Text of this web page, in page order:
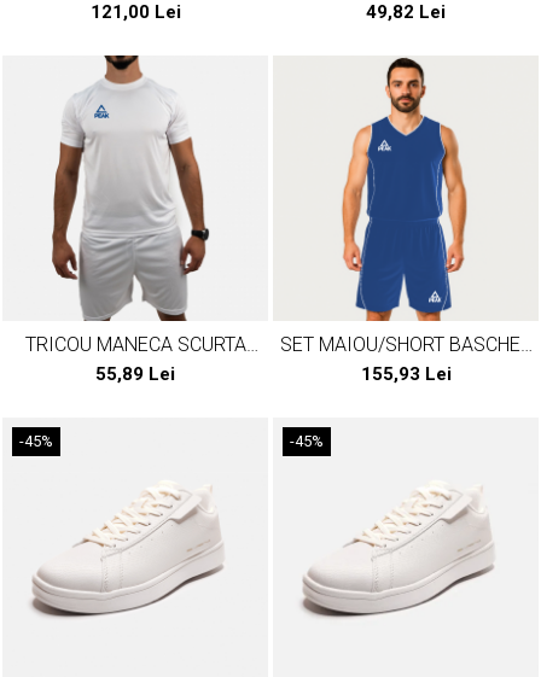
121,00 Lei
49,82 Lei
TRICOU MANECA SCURTA
POLY PEAK TEAM23 ALB
55,89 Lei
SET MAIOU/SHORT BASCHET
PEAK JUNGLE ALBASTRU/ALB
155,93 Lei
-45% -45%